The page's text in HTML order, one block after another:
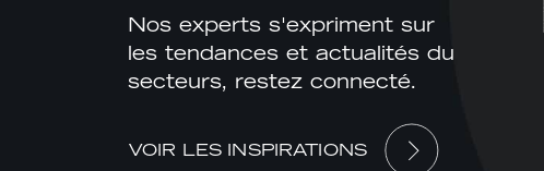
Nos experts s'expriment sur
les tendances et actualités du
secteurs, restez connecté.
VOIR LES INSPIRATIONS